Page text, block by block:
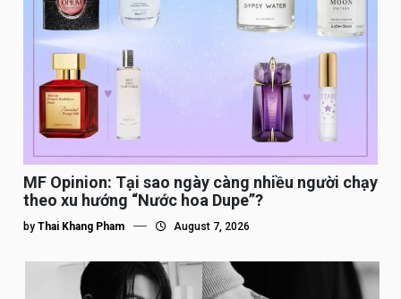
MF Opinion: Tại sao ngày càng nhiều người chạy
theo xu hướng “Nước hoa Dupe”?
by Thai Khang Pham August 7, 2026